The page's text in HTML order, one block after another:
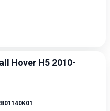
Hover H5 2010-